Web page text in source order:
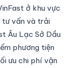
ở khu vực
tư vấn và trải
Âu Lạc Sở Dầu
phương tiện
ưu chi phí vận